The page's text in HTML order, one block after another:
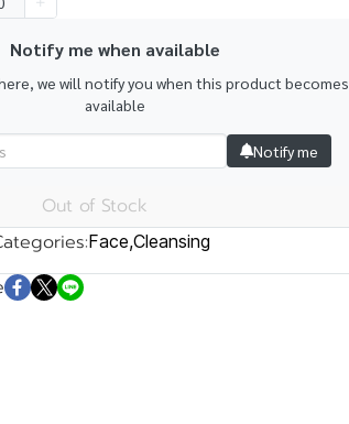
Notify me when available
we will notify you when this product becomes
available
Notify me
Out of Stock
Face,Cleansing